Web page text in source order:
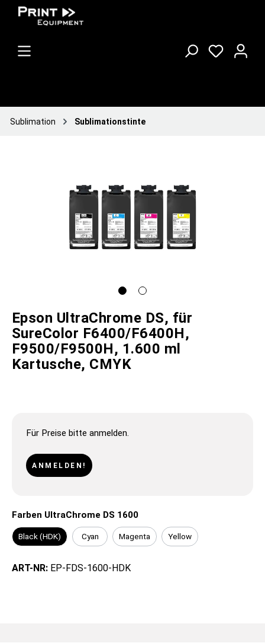
Sublimation Sublimationstinte
Epson UltraChrome DS, für
SureColor F6400/F6400H,
F9500/F9500H, 1.600 ml
Kartusche, CMYK
Für Preise bitte anmelden.
ANMELDEN!
Farben UltraChrome DS 1600
Black (HDK) Cyan Magenta Yellow
ART-NR: EP-FDS-1600-HDK